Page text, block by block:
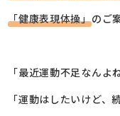
「健康表現体操」のご
「最近運動不足なんよ
「運動はしたいけど、